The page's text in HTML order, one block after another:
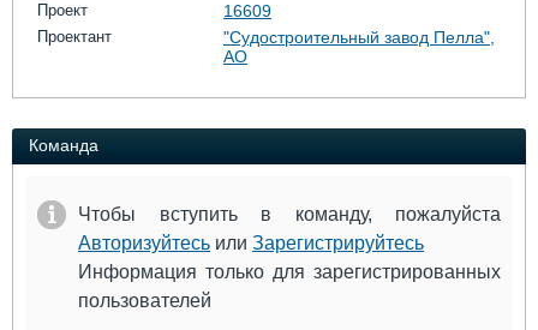
Проект 16609
Проектант
"Судостроительный завод Пелла",
АО
Команда
Чтобы вступить в команду, пожалуйста
Авторизуйтесь или Зарегистрируйтесь
Информация только для зарегистрированных
пользователей